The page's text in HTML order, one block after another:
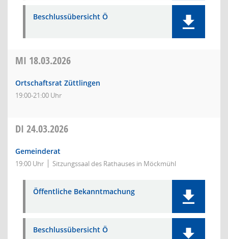
Beschlussübersicht Ö
MI 18.03.2026
Ortschaftsrat Züttlingen
19:00-21:00 Uhr
DI 24.03.2026
Gemeinderat
19:00 Uhr Sitzungssaal des Rathauses in Möckmühl
Öffentliche Bekanntmachung
Beschlussübersicht Ö